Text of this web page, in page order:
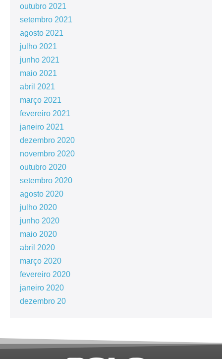
outubro 2021
setembro 2021
agosto 2021
julho 2021
junho 2021
maio 2021
abril 2021
março 2021
fevereiro 2021
janeiro 2021
dezembro 2020
novembro 2020
outubro 2020
setembro 2020
agosto 2020
julho 2020
junho 2020
maio 2020
abril 2020
março 2020
fevereiro 2020
janeiro 2020
dezembro 20